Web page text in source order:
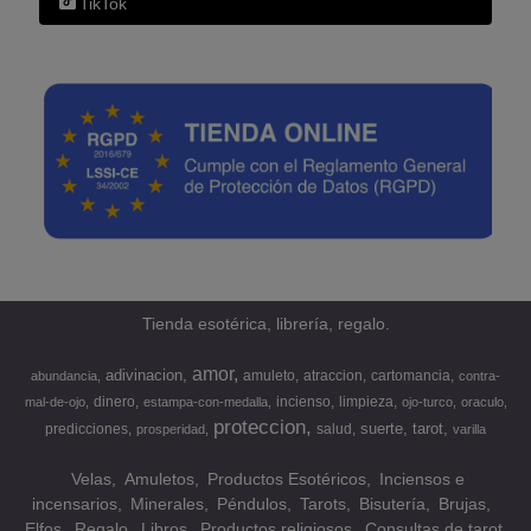
Tienda esotérica, librería, regalo.
abundancia adivinacion amor amuleto atraccion cartomancia
contra-
mal-de-ojo
dinero estampa-con-medalla incienso limpieza ojo-turco oraculo
predicciones prosperidad proteccion salud suerte tarot varilla
Velas Amuletos Productos Esotéricos
Inciensos e
incensarios
Minerales Péndulos Tarots Bisutería
Brujas